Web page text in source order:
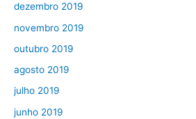
dezembro 2019
novembro 2019
outubro 2019
agosto 2019
julho 2019
junho 2019